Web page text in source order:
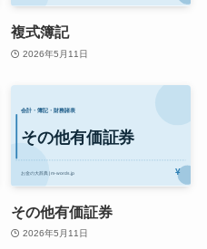
複式簿記
2026年5月11日
その他有価証券
2026年5月11日